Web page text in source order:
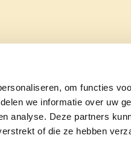
om functies
we informatie over uw
analyse. Deze partners
of die ze hebben